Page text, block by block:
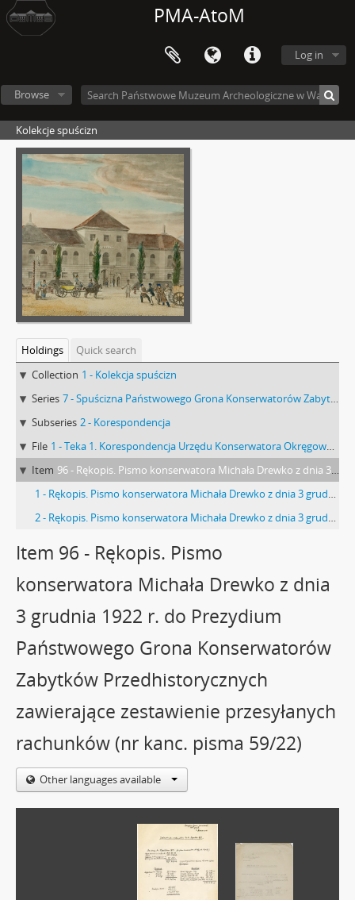
PMA-AtoM
Log in
Browse
Kolekcje spuścizn
Holdings
Quick search
Collection 1 - Kolekcja spuścizn
Series 7 - Spuścizna Państwowego Grona Konserwatorów Zabytków Przedhistorycznych : Sprawy Urzędu Konserwatora Okręgowego Zabytków Przedhistorycznych w Lublinie
Subseries 2 - Korespondencja
File 1 - Teka 1. Korespondencja Urzędu Konserwatora Okręgowego Zabytków Przedhistorycznych w Lublinie
Item 96 - Rękopis. Pismo konserwatora Michała Drewko z dnia 3 grudnia 1922 r. do Prezydium Państwowego Grona Konserwatorów Zabytków Przedhistorycznych zawierające zestawienie przesyłanych rachunków (nr kanc. pisma 59/22)
1 - Rękopis. Pismo konserwatora Michała Drewko z dnia 3 grudnia 1922 r. do Prezydium Państwowego Grona Konserwatorów Zabytków Przedhistorycznych zawierające zestawienie przesyłanych rachunków (nr kanc. pisma 59/22) s. 1
2 - Rękopis. Pismo konserwatora Michała Drewko z dnia 3 grudnia 1922 r. do Prezydium Państwowego Grona Konserwatorów Zabytków Przedhistorycznych zawierające zestawienie przesyłanych rachunków (nr kanc. pisma 59/22) s. 2: strona z pieczątką Działu Dokumentacji PMA
Item 96 - Rękopis. Pismo
konserwatora Michała Drewko z dnia
3 grudnia 1922 r. do Prezydium
Państwowego Grona Konserwatorów
Zabytków Przedhistorycznych
zawierające zestawienie przesyłanych
rachunków (nr kanc. pisma 59/22)
Other languages available